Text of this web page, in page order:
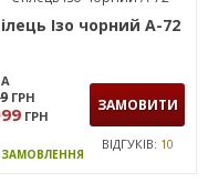
Призма чорний
пластик чорний
ГРН
ГРН
ЗАМОВИТИ
ЗАМОВЛЕННЯ
ВІДГУКІВ:0